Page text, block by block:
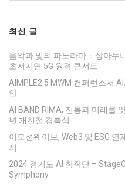
최신 글
음악과 빛의 파노라마 – 상아누
초저지연 5G 원격 콘서트
AIMPLE2.5 MWM 컨퍼런스서
안
AI BAND RIMA, 전통과 미래를
년 개천절 경축식
이모션웨이브, Web3 및 ESG 연
시
2024 경기도 AI 창작단 –
Symphony